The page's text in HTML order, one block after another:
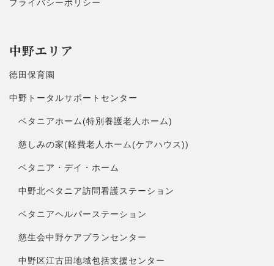
プライバシーポリシー
中野エリア
徳田保育園
中野トータルサポートセンター
ベタニアホーム(特別養護老人ホーム)
慈しみの家(軽費老人ホーム(ケアハウス))
ベタニア・デイ・ホーム
中野北ベタニア訪問看護ステーション
ベタニアヘルパーステーション
慈生会中野ケアプランセンター
中野区江古田地域包括支援センター